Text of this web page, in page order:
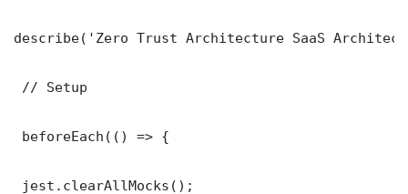
describe('Zero Trust Architecture SaaS
// Setup
beforeEach(() => {
jest.clearAllMocks();